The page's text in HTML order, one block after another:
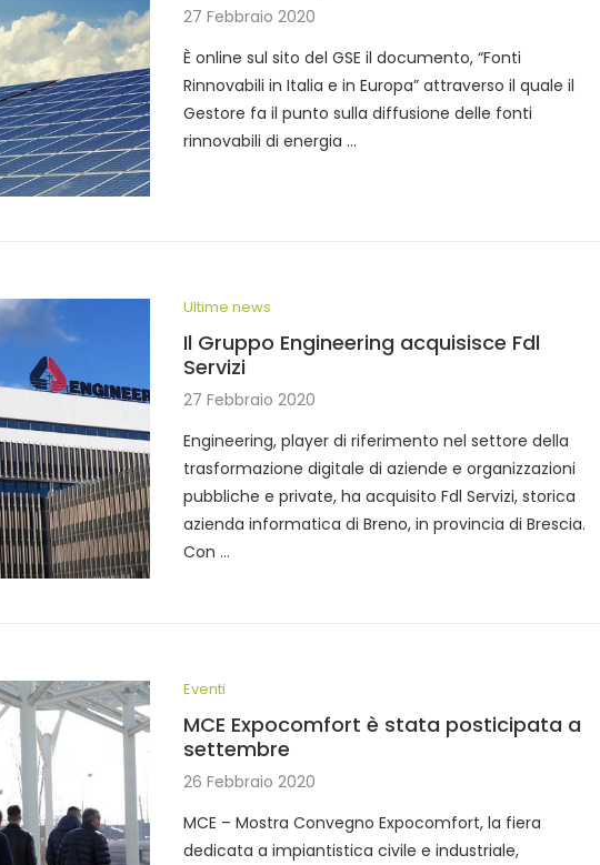
27 Febbraio 2020
È online sul sito del GSE il documento, “Fonti
Rinnovabili in Italia e in Europa” attraverso il quale il
Gestore fa il punto sulla diffusione delle fonti
rinnovabili di energia …
Ultime news
Il Gruppo Engineering acquisisce Fdl
Servizi
27 Febbraio 2020
Engineering, player di riferimento nel settore della
trasformazione digitale di aziende e organizzazioni
pubbliche e private, ha acquisito Fdl Servizi, storica
azienda informatica di Breno, in provincia di Brescia.
Con …
Eventi
MCE Expocomfort è stata posticipata a
settembre
26 Febbraio 2020
MCE – Mostra Convegno Expocomfort, la fiera
dedicata a impiantistica civile e industriale,